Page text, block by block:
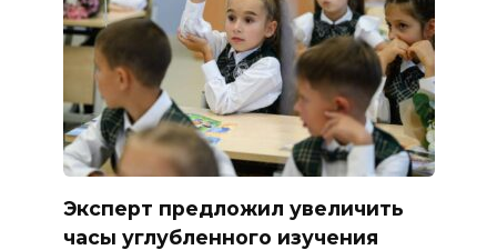
Эксперт предложил увеличить
часы углубленного изучения